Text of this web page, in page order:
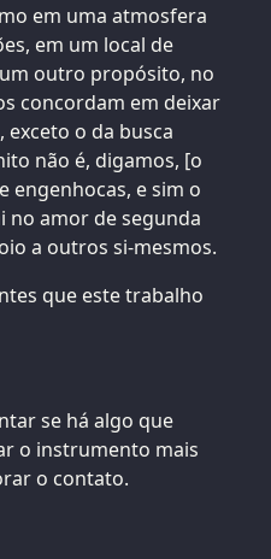
em uma atmosfera
em um local de
outro propósito, no
concordam em deixar
o da busca
não é, digamos, [o
engenhocas, e sim o
no amor de segunda
a outros si-mesmos.
que este trabalho
se há algo que
o instrumento mais
o contato.